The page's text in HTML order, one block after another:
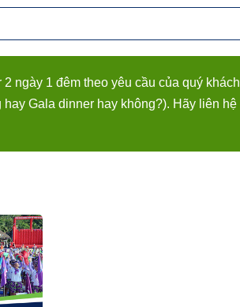
ngày 1 đêm theo yêu cầu của quý khách
Gala dinner hay không?). Hãy liên hệ